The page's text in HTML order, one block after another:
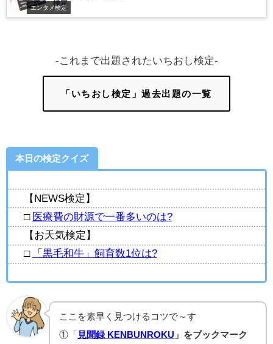
エンタメ検定
-これまで出題されたいちおし検定-
「いちおし検定」過去出題の一覧
本日の検定クイズ
【NEWS検定】
□ 医療費の財源で一番多いのは?
【お天気検定】
□
「黒毛和牛」飼育数1位は?
ここを素早く見つけるコツで～す
①「 見聞録 KENBUNROKU 」をブックマーク